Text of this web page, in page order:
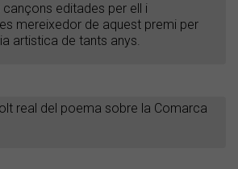
editades per ell i
mereixedor de aquest premi per
artistica de tants anys.
real del poema sobre la Comarca